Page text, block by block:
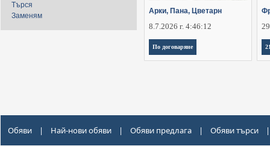
Търся
Заменям
Арки, Пана, Цветарн
8.7.2026 г. 4:46:12
По договаряне
Обяви | Най-нови обяви | Обяви предлага | Обяви търси |